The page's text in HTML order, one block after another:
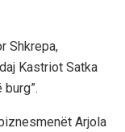
Shkrepa,
Kastriot Satka
Arjola